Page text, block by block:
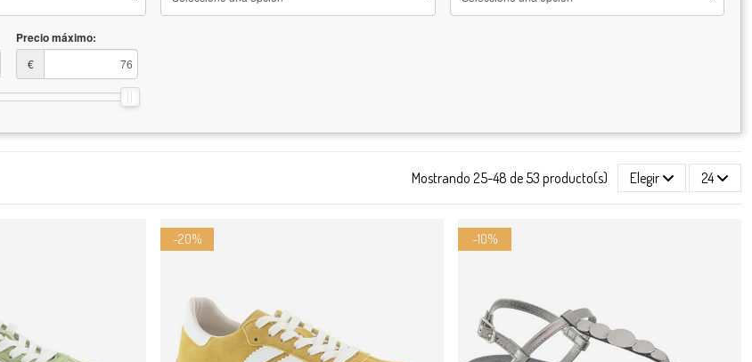
Precio máximo:
€
Mostrando 25-48 de 53 producto(s) Elegir 24
-20% -10%